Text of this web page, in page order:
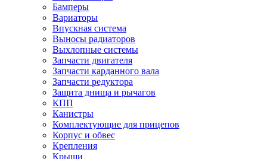
Бамперы
Вариаторы
Впускная система
Выносы радиаторов
Выхлопные системы
Запчасти двигателя
Запчасти карданного вала
Запчасти редуктора
Защита днища и рычагов
КПП
Канистры
Комплектующие для прицепов
Корпус и обвес
Крепления
Крыши